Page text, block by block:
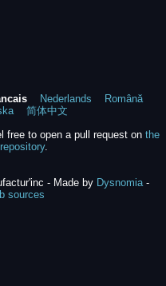
Nederlands
Română
简体中文
free to open a pull request on the
.
- Made by Dysnomia-
sources